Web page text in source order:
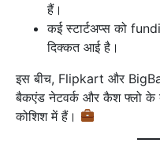
हैं।
कई स्टार्टअप्स को
दिक्कत आई है।
इस बीच, Flipkart और
बैकएंड नेटवर्क और कैश फ्लो के
कोशिश में हैं।